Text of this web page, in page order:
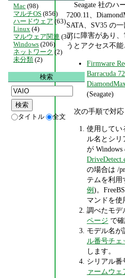
Seagate 社のハ
7200.11、
SATA、SV35 の
アに障害があり
うとアクセス不能
Firmware
Barracuda
(Seagate)
次の手順で対応
使用してい
ル名とシリ
が Windows
の場合は /
テムを利用
例)。
マンドを使
調べたモデ
ページ で
モデル名が
ル番号チェ
します。
シリアル番
ァームウ
Mac (98)
マルチOS (856)
ハードウェア (63)
Linux (4)
マルウェア関連 (30)
Windows (206)
ネットワーク (2)
未分類 (2)
検索
タイトル 全文